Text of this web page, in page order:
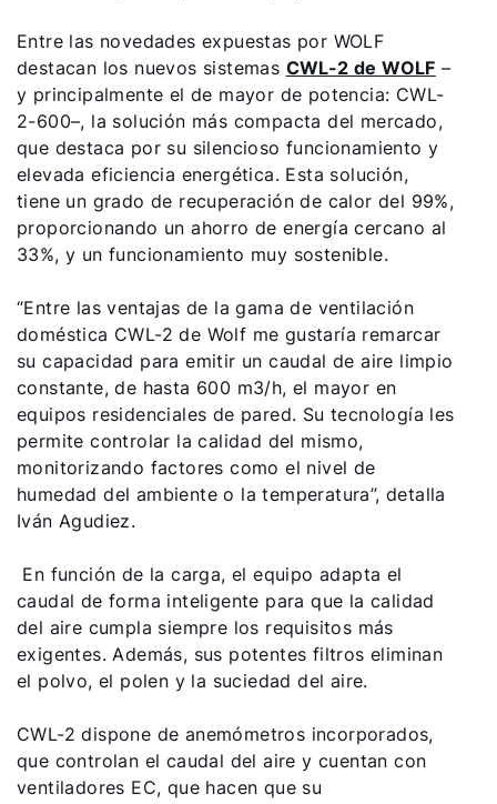
Entre las novedades expuestas por WOLF
destacan los nuevos sistemas CWL-2 de WOLF –
y principalmente el de mayor de potencia: CWL-
2-600–, la solución más compacta del mercado,
que destaca por su silencioso funcionamiento y
elevada eficiencia energética. Esta solución,
tiene un grado de recuperación de calor del 99%,
proporcionando un ahorro de energía cercano al
33%, y un funcionamiento muy sostenible.
“Entre las ventajas de la gama de ventilación
doméstica CWL-2 de Wolf me gustaría remarcar
su capacidad para emitir un caudal de aire limpio
constante, de hasta 600 m3/h, el mayor en
equipos residenciales de pared. Su tecnología les
permite controlar la calidad del mismo,
monitorizando factores como el nivel de
humedad del ambiente o la temperatura”, detalla
Iván Agudiez.
En función de la carga, el equipo adapta el
caudal de forma inteligente para que la calidad
del aire cumpla siempre los requisitos más
exigentes. Además, sus potentes filtros eliminan
el polvo, el polen y la suciedad del aire.
CWL-2 dispone de anemómetros incorporados,
que controlan el caudal del aire y cuentan con
ventiladores EC, que hacen que su